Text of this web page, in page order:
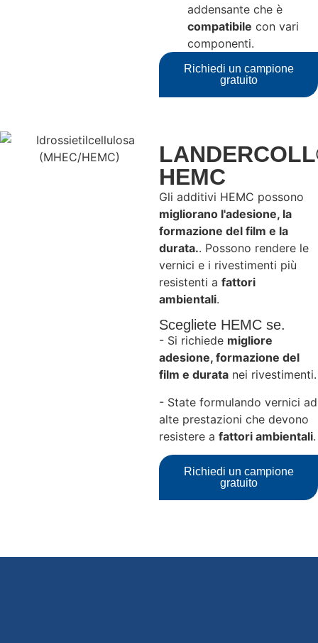
addensante che è
compatibile con vari
componenti.
Richiedi un campione
gratuito
HEMC
Gli additivi HEMC possono
migliorano l'adesione, la
formazione del film e la
durata.. Possono rendere le
vernici e i rivestimenti più
resistenti a fattori
ambientali.
Scegliete HEMC se.
- Si richiede migliore
adesione, formazione del
film e durata nei rivestimenti.
- State formulando vernici ad
alte prestazioni che devono
resistere a fattori ambientali.
Richiedi un campione
gratuito